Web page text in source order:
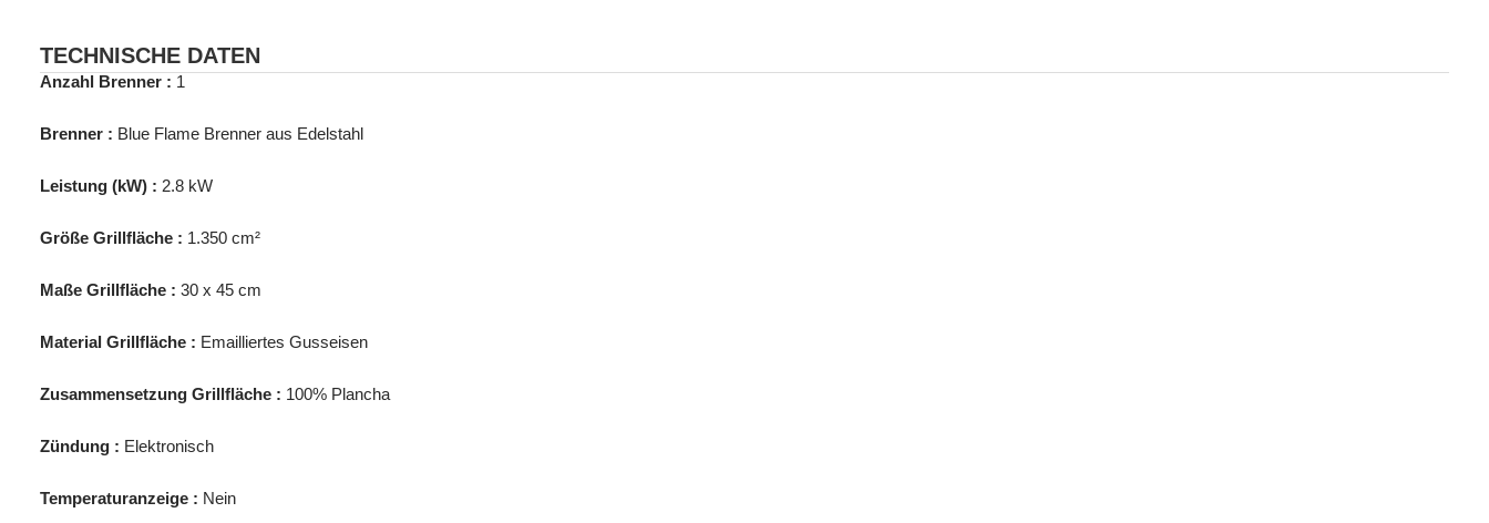
TECHNISCHE DATEN
Anzahl Brenner : 1
Brenner : Blue Flame Brenner aus Edelstahl
Leistung (kW) : 2.8 kW
Größe Grillfläche : 1.350 cm²
Maße Grillfläche : 30 x 45 cm
Material Grillfläche : Emailliertes Gusseisen
Zusammensetzung Grillfläche : 100% Plancha
Zündung : Elektronisch
Temperaturanzeige : Nein